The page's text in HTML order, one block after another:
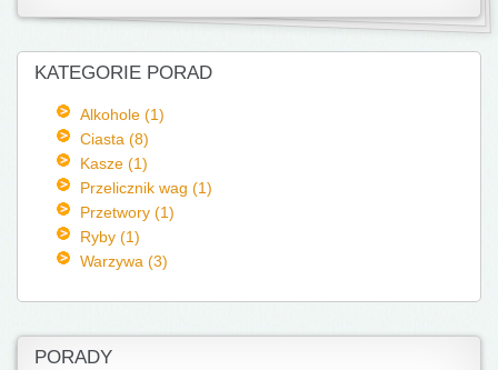
KATEGORIE PORAD
Alkohole (1)
Ciasta (8)
Kasze (1)
Przelicznik wag (1)
Przetwory (1)
Ryby (1)
Warzywa (3)
PORADY